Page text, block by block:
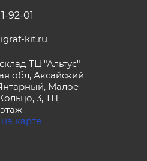
92-01
kit.ru
ТЦ "Альтус"
обл, Аксайский
Малое
3, ТЦ
этаж
карте